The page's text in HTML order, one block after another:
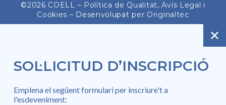
©2026 COELL – Política de Qualitat,Avís Legal i
Cookies – Desenvolupat per Originaltec
SOL·LICITUD D’INSCRIPCIÓ
Emplena el següent formulari per inscriure't a
l'esdeveniment: